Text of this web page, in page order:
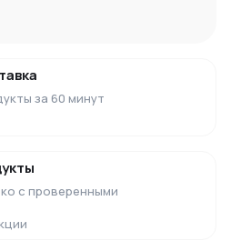
за 60 минут
с проверенными